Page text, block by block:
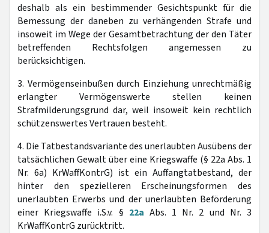
deshalb als ein bestimmender Gesichtspunkt für die
Bemessung der daneben zu verhängenden Strafe und
insoweit im Wege der Gesamtbetrachtung der den Täter
betreffenden Rechtsfolgen angemessen zu
berücksichtigen.
3. Vermögenseinbußen durch Einziehung unrechtmäßig
erlangter Vermögenswerte stellen keinen
Strafmilderungsgrund dar, weil insoweit kein rechtlich
schützenswertes Vertrauen besteht.
4. Die Tatbestandsvariante des unerlaubten Ausübens der
tatsächlichen Gewalt über eine Kriegswaffe (§ 22a Abs. 1
Nr. 6a) KrWaffKontrG) ist ein Auffangtatbestand, der
hinter den spezielleren Erscheinungsformen des
unerlaubten Erwerbs und der unerlaubten Beförderung
einer Kriegswaffe i.S.v. § 22a Abs. 1 Nr. 2 und Nr. 3
KrWaffKontrG zurücktritt.